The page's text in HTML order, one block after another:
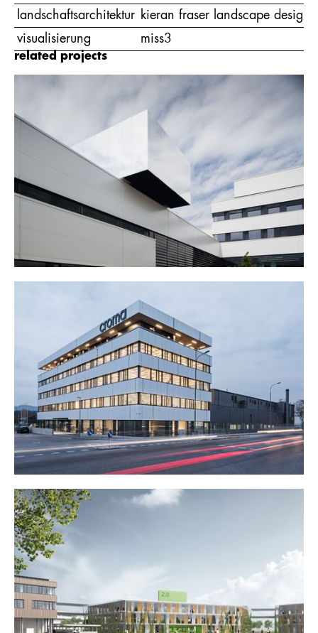
landschaftsarchitektur kieran fraser landscape design
visualisierung
miss3
related projects